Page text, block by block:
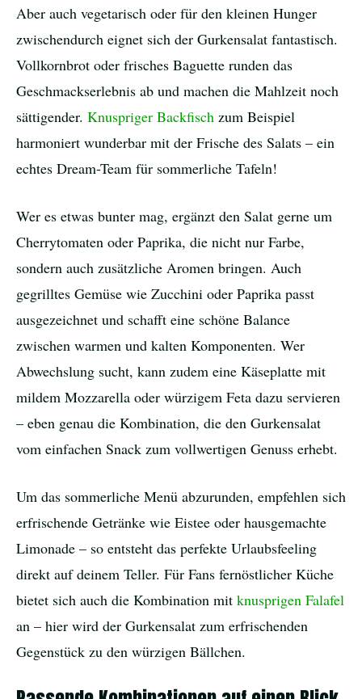
Aber auch vegetarisch oder für den kleinen Hunger
zwischendurch eignet sich der Gurkensalat fantastisch.
Vollkornbrot oder frisches Baguette runden das
Geschmackserlebnis ab und machen die Mahlzeit noch
sättigender. Knuspriger Backfisch zum Beispiel
harmoniert wunderbar mit der Frische des Salats – ein
echtes Dream-Team für sommerliche Tafeln!
Wer es etwas bunter mag, ergänzt den Salat gerne um
Cherrytomaten oder Paprika, die nicht nur Farbe,
sondern auch zusätzliche Aromen bringen. Auch
gegrilltes Gemüse wie Zucchini oder Paprika passt
ausgezeichnet und schafft eine schöne Balance
zwischen warmen und kalten Komponenten. Wer
Abwechslung sucht, kann zudem eine Käseplatte mit
mildem Mozzarella oder würzigem Feta dazu servieren
– eben genau die Kombination, die den Gurkensalat
vom einfachen Snack zum vollwertigen Genuss erhebt.
Um das sommerliche Menü abzurunden, empfehlen sich
erfrischende Getränke wie Eistee oder hausgemachte
Limonade – so entsteht das perfekte Urlaubsfeeling
direkt auf deinem Teller. Für Fans fernöstlicher Küche
bietet sich auch die Kombination mit knusprigen Falafel
an – hier wird der Gurkensalat zum erfrischenden
Gegenstück zu den würzigen Bällchen.